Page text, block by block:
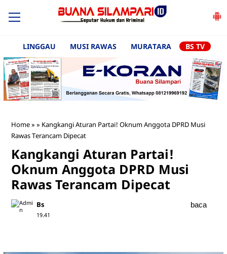
LINGGAU MUSI RAWAS MURATARA BS TV
Home» » Kangkangi Aturan Partai! Oknum Anggota DPRD Musi
Rawas Terancam Dipecat
Kangkangi Aturan Partai!
Oknum Anggota DPRD Musi
Rawas Terancam Dipecat
Bs
19.41
baca